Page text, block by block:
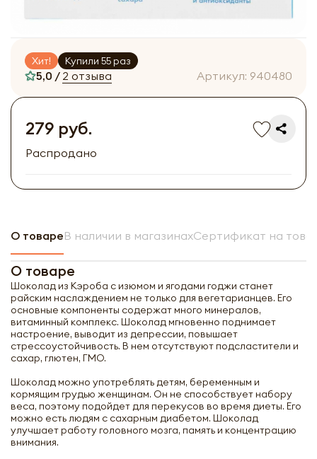
Хит! Купили 55 раз
5,0 / 2 отзыва Артикул: 940480
279 руб.
Распродано
О товареВ наличии в магазинахСертификат на
О товаре
Шоколад из Кэроба с изюмом и ягодами годжи станет
райским наслаждением не только для вегетарианцев. Его
основные компоненты содержат много минералов,
витаминный комплекс. Шоколад мгновенно поднимает
настроение, выводит из депрессии, повышает
стрессоустойчивость. В нем отсутствуют подсластители и
сахар, глютен, ГМО.
Шоколад можно употреблять детям, беременным и
кормящим грудью женщинам. Он не способствует набору
веса, поэтому подойдет для перекусов во время диеты. Его
можно есть людям с сахарным диабетом. Шоколад
улучшает работу головного мозга, память и концентрацию
внимания.